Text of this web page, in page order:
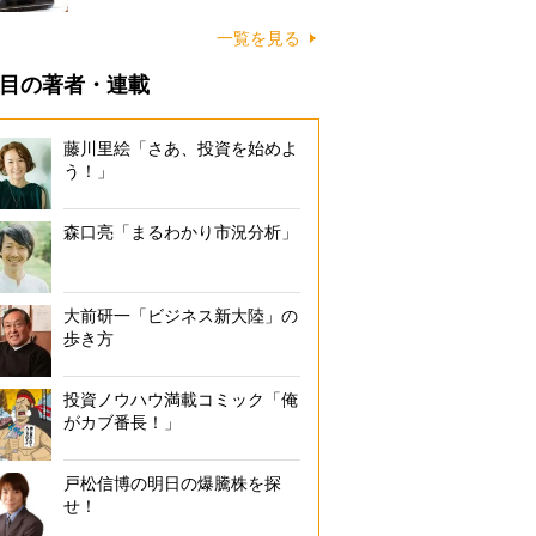
一覧を見る
の著者・連載
藤川里絵「さあ、投資を始めよ
う！」
森口亮「まるわかり市況分析」
大前研一「ビジネス新大陸」の
歩き方
投資ノウハウ満載コミック「俺
がカブ番長！」
戸松信博の明日の爆騰株を探
せ！